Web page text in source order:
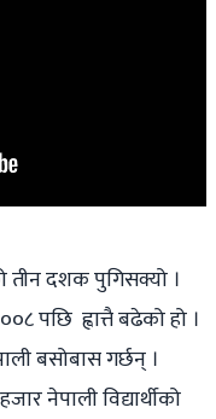
तीन दशक पुगिसक्यो ।
पछि ह्वात्तै बढेको हो ।
बसोबास गर्छन् ।
नेपाली विद्यार्थीको